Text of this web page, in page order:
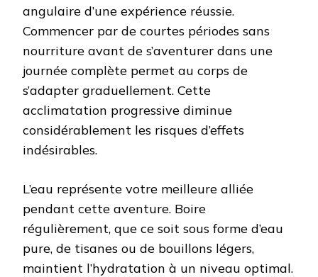
angulaire d’une expérience réussie.
Commencer par de courtes périodes sans
nourriture avant de s’aventurer dans une
journée complète permet au corps de
s’adapter graduellement. Cette
acclimatation progressive diminue
considérablement les risques d’effets
indésirables.
L’eau représente votre meilleure alliée
pendant cette aventure. Boire
régulièrement, que ce soit sous forme d’eau
pure, de tisanes ou de bouillons légers,
maintient l’hydratation à un niveau optimal.